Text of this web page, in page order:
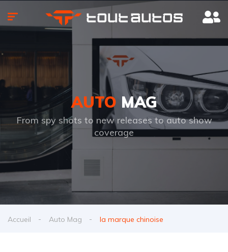
AUTO MAG
From spy shots to new releases to auto show
coverage
Accueil Auto Mag la marque chinoise